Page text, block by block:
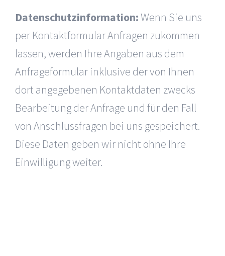
Datenschutzinformation:Wenn Sie uns
per Kontaktformular Anfragen zukommen
lassen, werden Ihre Angaben aus dem
Anfrageformular inklusive der von Ihnen
dort angegebenen Kontaktdaten zwecks
Bearbeitung der Anfrage und für den Fall
von Anschlussfragen bei uns gespeichert.
Diese Daten geben wir nicht ohne Ihre
Einwilligung weiter.